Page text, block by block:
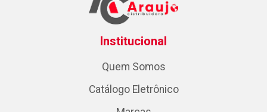
Institucional
Quem Somos
Catálogo Eletrônico